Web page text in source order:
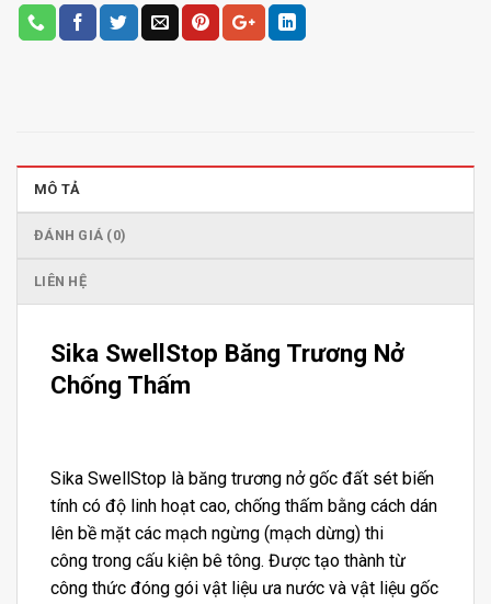
MÔ TẢ
ĐÁNH GIÁ (0)
LIÊN HỆ
Sika SwellStop Băng Trương Nở
Chống Thấm
Sika SwellStop là băng trương nở gốc đất sét biến
tính có độ linh hoạt cao, chống thấm bằng cách dán
lên bề mặt các mạch ngừng (mạch dừng) thi
công trong cấu kiện bê tông. Được tạo thành từ
công thức đóng gói vật liệu ưa nước và vật liệu gốc